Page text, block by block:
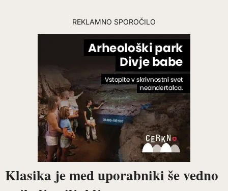
REKLAMNO SPOROČILO
Klasika je med uporabniki še vedno